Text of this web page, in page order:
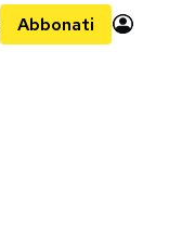
Abbonati